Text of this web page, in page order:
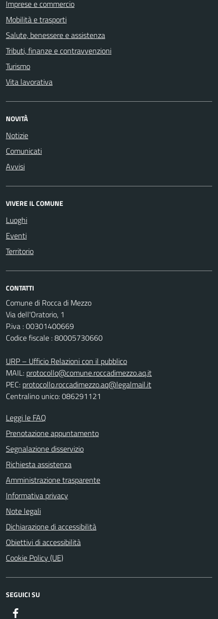
Imprese e commercio
Mobilità e trasporti
Salute, benessere e assistenza
Tributi, finanze e contravvenzioni
Turismo
Vita lavorativa
NOVITÀ
Notizie
Comunicati
Avvisi
VIVERE IL COMUNE
Luoghi
Eventi
Territorio
CONTATTI
Comune di Rocca di Mezzo
Via dell'Oratorio, 1
P.iva : 00301400669
Codice fiscale : 80005730660
URP – Ufficio Relazioni con il pubblico
MAIL: protocollo@comune.roccadimezzo.aq.it
PEC: protocollo.roccadimezzo.aq@legalmail.it
Centralino unico: 086291121
Leggi le FAQ
Prenotazione appuntamento
Segnalazione disservizio
Richiesta assistenza
Amministrazione trasparente
Informativa privacy
Note legali
Dichiarazione di accessibilità
Obiettivi di accessibilità
Cookie Policy (UE)
SEGUICI SU